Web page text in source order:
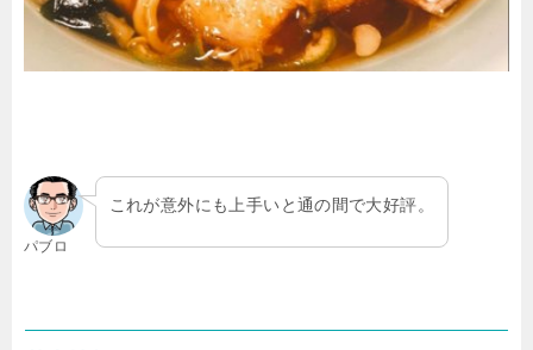
パブロ
これが意外にも上手いと通の間で大好評。